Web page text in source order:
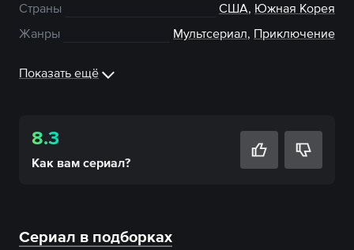
Страны США, Южная Корея
Жанры
Мультсериал, Приключение
Показать ещё
8.3
Как вам сериал?
Сериал в подборках